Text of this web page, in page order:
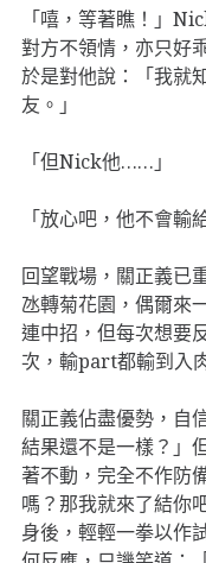
「嘻，等著瞧！」
對方不領情，亦只好
於是對他說：「我就
友。」
「但Nick他……」
「放心吧，他不會輸
回望戰場，關正義已
氹轉菊花園，偶爾來
連中招，但每次想要
次，輸part都輸到入
關正義佔盡優勢，自
結果還不是一樣？」
著不動，完全不作防
嗎？那我就來了結你
身後，輕輕一拳以作